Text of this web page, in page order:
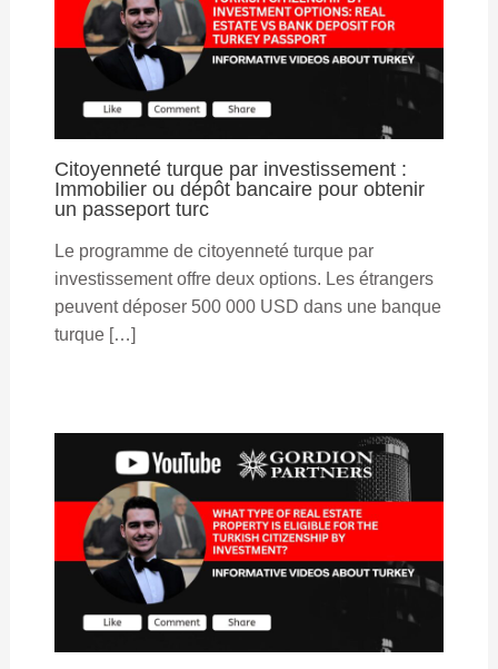
Citoyenneté turque par investissement :
Immobilier ou dépôt bancaire pour obtenir
un passeport turc
Le programme de citoyenneté turque par
investissement offre deux options. Les étrangers
peuvent déposer 500 000 USD dans une banque
turque […]